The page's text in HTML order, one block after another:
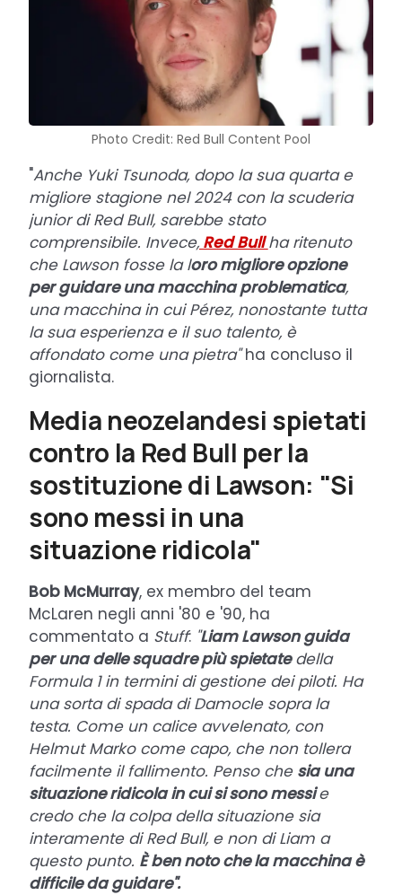
Photo Credit: Red Bull Content Pool
"Anche Yuki Tsunoda, dopo la sua quarta e
migliore stagione nel 2024 con la scuderia
junior di Red Bull, sarebbe stato
comprensibile. Invece, Red Bullha ritenuto
che Lawson fosse la loro migliore opzione
per guidare una macchina problematica,
una macchina in cui Pérez, nonostante tutta
la sua esperienza e il suo talento, è
affondato come una pietra"ha concluso il
giornalista.
Media neozelandesi spietati
contro la Red Bull per la
sostituzione di Lawson: "Si
sono messi in una
situazione ridicola"
Bob McMurray, ex membro del team
McLaren negli anni '80 e '90, ha
commentato a Stuff: "Liam Lawson guida
per una delle squadre più spietatedella
Formula 1 in termini di gestione dei piloti. Ha
una sorta di spada di Damocle sopra la
testa. Come un calice avvelenato, con
Helmut Marko come capo, che non tollera
facilmente il fallimento. Penso che sia una
situazione ridicola in cui si sono messie
credo che la colpa della situazione sia
interamente di Red Bull, e non di Liam a
questo punto. È ben noto che la macchina è
difficile da guidare".